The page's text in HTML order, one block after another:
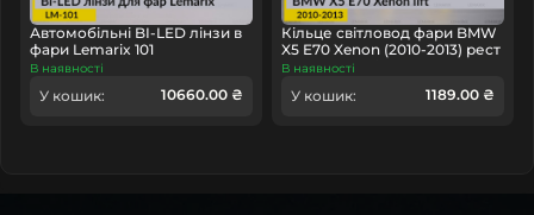
Автомобільні BI-LED лінзи в
фари Lemarix 101
В наявності
У кошик: 10660.00 ₴
Кільце світловод фари BMW
X5 E70 Xenon (2010-2013) рест
велике зовнішнє angel eyes
В наявності
У кошик: 1189.00 ₴